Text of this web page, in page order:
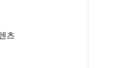
츠